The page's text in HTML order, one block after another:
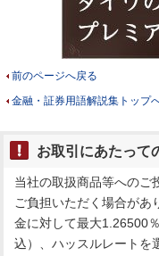
前のページへ戻る
金融・証券用語解説集トップ
お取引にあたって
当社の取扱商品等へのご
ご負担いただく場合があ
金に対して最大1.26500
込）、ハッスルレートを